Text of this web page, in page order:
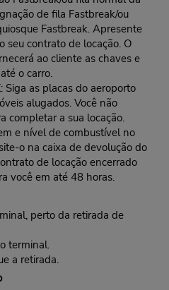
de fila Fastbreak/ou
Fastbreak. Apresente
seu contrato de locação. O
ao cliente as chaves e
o carro.
Siga as placas do aeroporto
alugados. Você não
completar a sua locação.
e nível de combustível no
o na caixa de devolução do
de locação encerrado
você em até 48 horas.
perto da retirada de
terminal.
a retirada.